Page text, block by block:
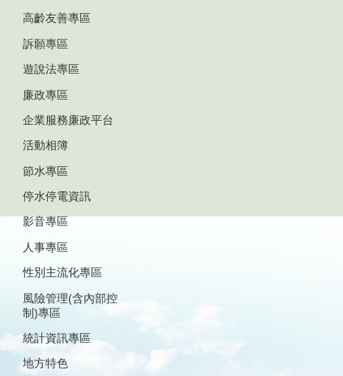
高齡友善專區
訴願專區
遊說法專區
廉政專區
企業服務廉政平台
活動相簿
節水專區
停水停電資訊
影音專區
人事專區
性別主流化專區
風險管理(含內部控
制)專區
統計資訊專區
地方特色